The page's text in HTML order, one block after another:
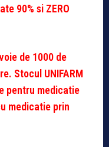
90% si ZERO
de 1000 de
Stocul UNIFARM
pentru medicatie
medicatie prin